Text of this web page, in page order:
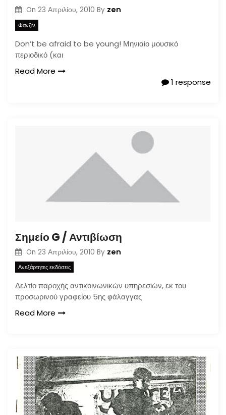
On 23 Απριλίου, 2010 By zen
Φανζίν
Don’t be afraid to be young! Μηνιαίο μουσικό
περιοδικό (και
Read More
1 response
Σημείο G / Αντιβίωση
On 23 Απριλίου, 2010 By zen
Ανεξάρτητες εκδόσεις
Δελτίο παροχής αντικοινωνικών υπηρεσιών, εκ του
προσωρινού γραφείου 5ης φάλαγγας
Read More